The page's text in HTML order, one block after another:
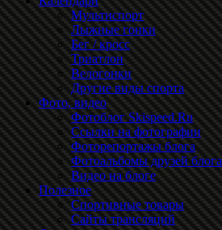
Мультиспорт
Лыжные гонки
Бег / кросс
Триатлон
Велогонки
Другие виды спорта
Фото, видео
Фотоблог Skispeed.Ru
Ссылки на фотографии
Фоторепортажы блога
Фотоальбомы друзей блога
Видео на блоге
Полезное
Спортивные товары
Сайты трансляций